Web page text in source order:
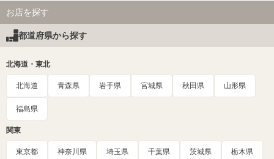
お店を探す
都道府県から探す
北海道・東北
北海道 青森県 岩手県 宮城県 秋田県 山形県
福島県
関東
東京都 神奈川県 埼玉県 千葉県 茨城県 栃木県